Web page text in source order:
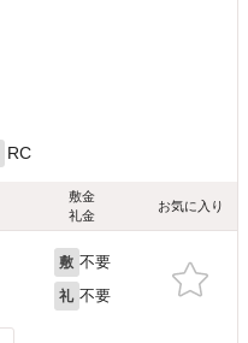
RC
敷金
礼金
お気に入り
敷 不要
礼 不要